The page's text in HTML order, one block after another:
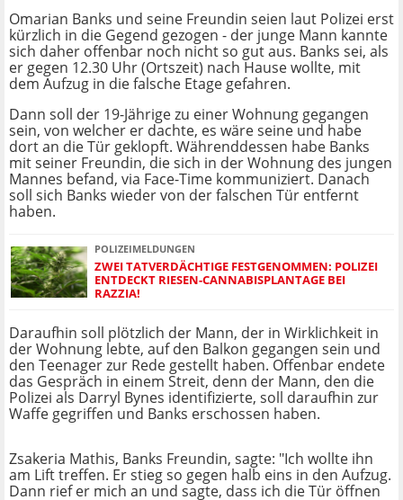
Omarian Banks und seine Freundin seien laut Polizei erst
kürzlich in die Gegend gezogen - der junge Mann kannte
sich daher offenbar noch nicht so gut aus. Banks sei, als
er gegen 12.30 Uhr (Ortszeit) nach Hause wollte, mit
dem Aufzug in die falsche Etage gefahren.
Dann soll der 19-Jährige zu einer Wohnung gegangen
sein, von welcher er dachte, es wäre seine und habe
dort an die Tür geklopft. Währenddessen habe Banks
mit seiner Freundin, die sich in der Wohnung des jungen
Mannes befand, via Face-Time kommuniziert. Danach
soll sich Banks wieder von der falschen Tür entfernt
haben.
POLIZEIMELDUNGEN
ZWEI TATVERDÄCHTIGE FESTGENOMMEN: POLIZEI
ENTDECKT RIESEN-CANNABISPLANTAGE BEI
RAZZIA!
Daraufhin soll plötzlich der Mann, der in Wirklichkeit in
der Wohnung lebte, auf den Balkon gegangen sein und
den Teenager zur Rede gestellt haben. Offenbar endete
das Gespräch in einem Streit, denn der Mann, den die
Polizei als Darryl Bynes identifizierte, soll daraufhin zur
Waffe gegriffen und Banks erschossen haben.
Zsakeria Mathis, Banks Freundin, sagte: "Ich wollte ihn
am Lift treffen. Er stieg so gegen halb eins in den Aufzug.
Dann rief er mich an und sagte, dass ich die Tür öffnen